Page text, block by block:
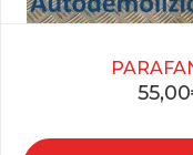
55,00